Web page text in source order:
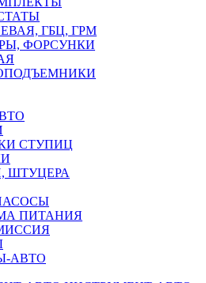
ГБЦ, ГРМ
ФОРСУНКИ
СТУПИЦ
ШТУЦЕРА
ПИТАНИЯ
АВТО